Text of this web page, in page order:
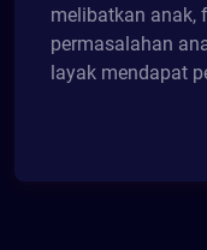
melibatkan anak,
permasalahan
layak mendapat